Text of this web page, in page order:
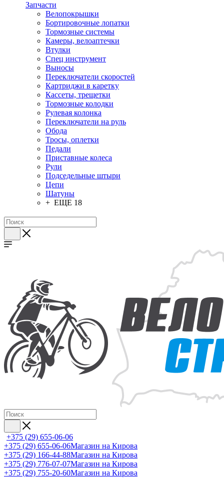
Запчасти
Велопокрышки
Бортировочные лопатки
Тормозные системы
Камеры, велоаптечки
Втулки
Спец инструмент
Выносы
Переключатели скоростей
Картриджи в каретку
Кассеты, трещетки
Тормозные колодки
Рулевая колонка
Переключатели на руль
Обода
Тросы, оплетки
Педали
Приставные колеса
Рули
Подседельные штыри
Цепи
Шатуны
+ ЕЩЕ 18
+375 (29) 655-06-06
+375 (29) 655-06-06Магазин на Кирова
+375 (29) 166-44-88Магазин на Кирова
+375 (29) 776-07-07Магазин на Кирова
+375 (29) 755-20-60Магазин на Кирова